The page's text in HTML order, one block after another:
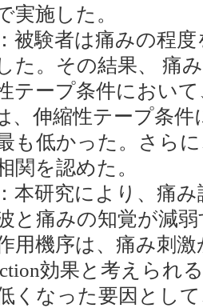
実施した。
：被験者は痛みの程
た。その結果、 痛
テープ条件におい
、伸縮性テープ条
も低かった。さら
関を認めた。
本研究により、痛
と痛みの知覚が減
用機序は、痛み刺
効果と考えられ
くなった要因とし